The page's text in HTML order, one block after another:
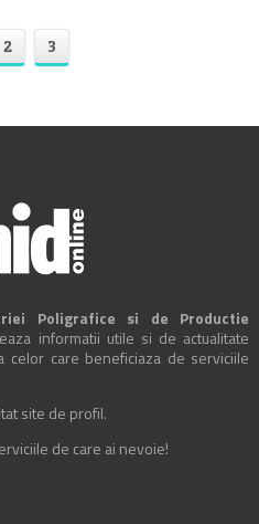
2 3
Poligrafice si de Productie
informatii utile si de actualitate
care beneficiaza de serviciile
site de profil.
de care ai nevoie!